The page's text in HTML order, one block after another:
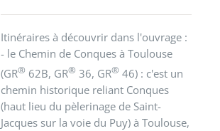
Itinéraires à découvrir dans l'ouvrage :
- le Chemin de Conques à Toulouse
(GR® 62B, GR® 36, GR® 46) : c'est un
chemin historique reliant Conques
(haut lieu du pèlerinage de Saint-
Jacques sur la voie du Puy) à Toulouse,